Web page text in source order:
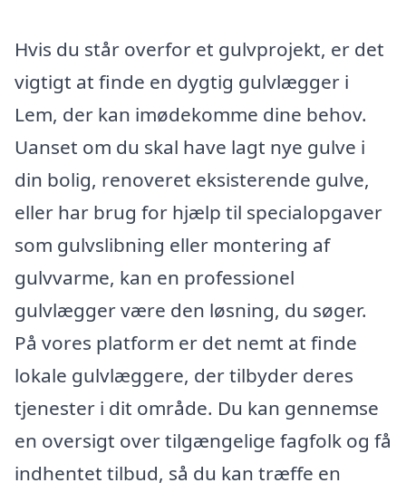
Hvis du står overfor et gulvprojekt, er det
vigtigt at finde en dygtig gulvlægger i
Lem, der kan imødekomme dine behov.
Uanset om du skal have lagt nye gulve i
din bolig, renoveret eksisterende gulve,
eller har brug for hjælp til specialopgaver
som gulvslibning eller montering af
gulvvarme, kan en professionel
gulvlægger være den løsning, du søger.
På vores platform er det nemt at finde
lokale gulvlæggere, der tilbyder deres
tjenester i dit område. Du kan gennemse
en oversigt over tilgængelige fagfolk og få
indhentet tilbud, så du kan træffe en